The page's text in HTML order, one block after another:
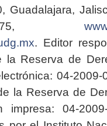
Guadalajara,
. Editor
la Reserva de
04-2009-
la Reserva de
04-2009-